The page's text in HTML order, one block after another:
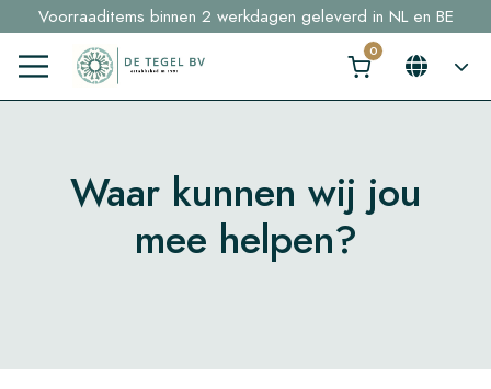
Klik hier en ontdek in 2 min. jouw perfecte tegel →
Sample bestellingen vanaf €30,- gratis thuisbezorgd
Voorraaditems binnen 2 werkdagen geleverd in NL en BE
Waar kunnen wij jou
mee helpen?